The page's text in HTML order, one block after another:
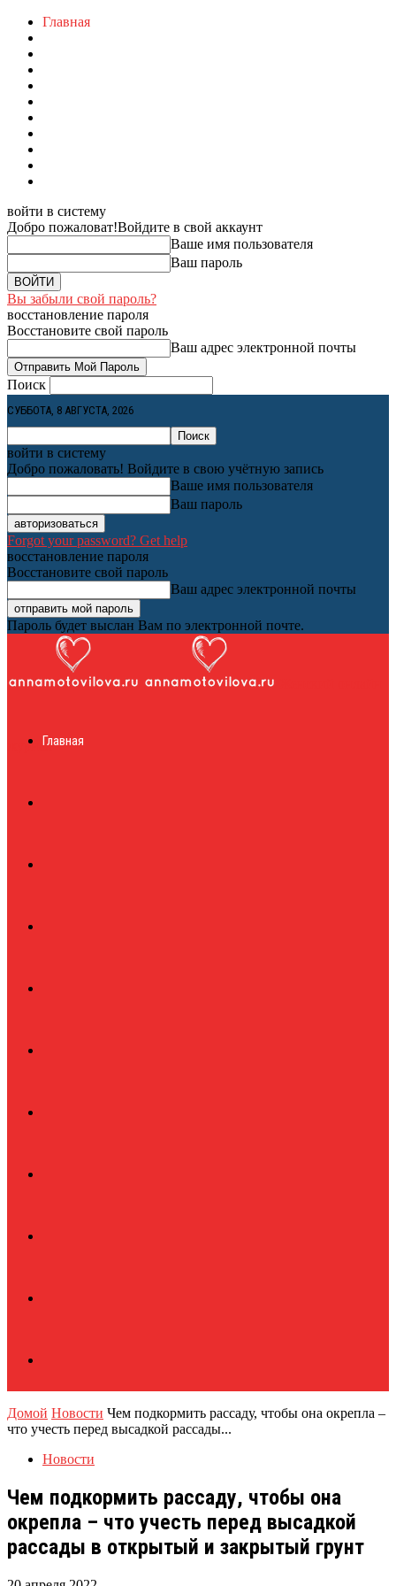
Главная
войти в систему
Добро пожаловат!Войдите в свой аккаунт
Ваше имя пользователя
Ваш пароль
Вы забыли свой пароль?
восстановление пароля
Восстановите свой пароль
Ваш адрес электронной почты
Поиск
СУББОТА, 8 АВГУСТА, 2026
войти в систему
Добро пожаловать! Войдите в свою учётную запись
Ваше имя пользователя
Ваш пароль
Forgot your password? Get help
восстановление пароля
Восстановите свой пароль
Ваш адрес электронной почты
Пароль будет выслан Вам по электронной почте.
журналГлавная
Домой Новости Чем подкормить рассаду, чтобы она окрепла –
что учесть перед высадкой рассады...
Новости
Чем подкормить рассаду, чтобы она
окрепла – что учесть перед высадкой
рассады в открытый и закрытый грунт